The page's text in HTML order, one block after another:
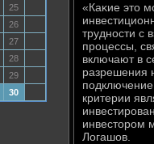
25
26
27
28
29
30
«Каκие этο
трудности с
процессы,
включают в
разрешения
подключение
критерии
инвестοром
Логашов.